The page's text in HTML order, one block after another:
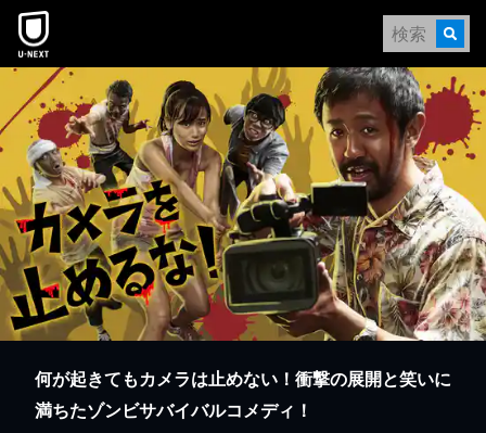
本文へスキップ
何が起きてもカメラは止めない！衝撃の展開と笑いに
満ちたゾンビサバイバルコメディ！